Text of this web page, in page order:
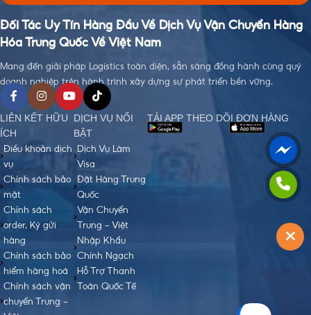
Đối Tác Uy Tín Hàng Đầu Về Dịch Vụ Vận Chuyển Hàng
Hóa Trung Quốc Về Việt Nam
Mang đến giải pháp Logistics toàn diện, sẵn sàng đồng hành cùng quý
doanh nghiệp trên hành trình xây dựng sự phát triển bền vững.
LIÊN KẾT HỮU
ÍCH
Điều khoản dịch
vụ
Chính sách bảo
mật
Chính sách
order, Ký gửi
hàng
Chính sách bảo
hiểm hàng hoá
Chính sách vận
chuyển Trung -
DỊCH VỤ NỔI
BẬT
Dịch Vụ Làm
Visa
Đặt Hàng Trung
Quốc
Vận Chuyển
Trung - Việt
Nhập Khẩu
Chính Ngạch
Hỗ Trợ Thanh
Toán Quốc Tế
TẢI APP THEO DÕI ĐƠN HÀNG